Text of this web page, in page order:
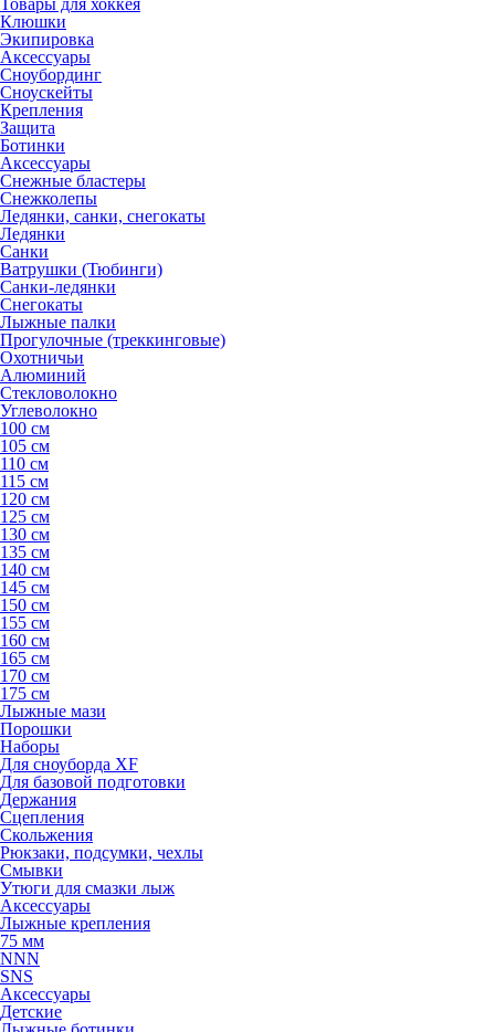
Товары для хоккея
Клюшки
Экипировка
Аксессуары
Сноубординг
Сноускейты
Крепления
Защита
Ботинки
Аксессуары
Снежные бластеры
Снежколепы
Ледянки, санки, снегокаты
Ледянки
Санки
Ватрушки (Тюбинги)
Санки-ледянки
Снегокаты
Лыжные палки
Прогулочные (треккинговые)
Охотничьи
Алюминий
Стекловолокно
Углеволокно
100 см
105 см
110 см
115 см
120 см
125 см
130 см
135 см
140 см
145 см
150 см
155 см
160 см
165 см
170 см
175 см
Лыжные мази
Порошки
Наборы
Для сноуборда XF
Для базовой подготовки
Держания
Сцепления
Скольжения
Рюкзаки, подсумки, чехлы
Смывки
Утюги для смазки лыж
Аксессуары
Лыжные крепления
75 мм
NNN
SNS
Аксессуары
Детские